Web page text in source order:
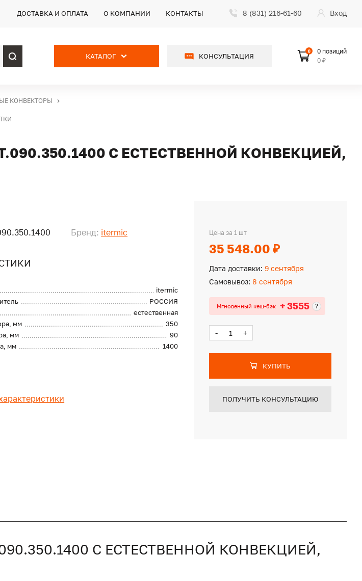
ДОСТАВКА И ОПЛАТА О КОМПАНИИ КОНТАКТЫ 8 (831) 216-61-60 Вход
КАТАЛОГ КОНСУЛЬТАЦИЯ
0
0 позиций
0 ₽
КОНВЕКТОРЫ
С ЕСТЕСТВЕННОЙ КОНВЕКЦИЕЙ,
Бренд: itermic
itermic
РОССИЯ
естественная
мм
350
мм
90
мм
1400
Цена за 1 шт
35 548.00 ₽
Дата доставки: 9 сентября
Самовывоз: 8 сентября
Мгновенный кеш-бэк + 3555 ?
- +
КУПИТЬ
ПОЛУЧИТЬ КОНСУЛЬТАЦИЮ
С ЕСТЕСТВЕННОЙ КОНВЕКЦИЕЙ,